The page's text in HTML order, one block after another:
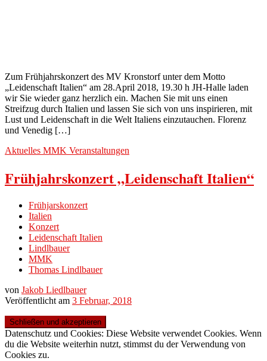
Zum Frühjahrskonzert des MV Kronstorf unter dem Motto
„Leidenschaft Italien“ am 28.April 2018, 19.30 h JH-Halle laden
wir Sie wieder ganz herzlich ein. Machen Sie mit uns einen
Streifzug durch Italien und lassen Sie sich von uns inspirieren, mit
Lust und Leidenschaft in die Welt Italiens einzutauchen. Florenz
und Venedig […]
Aktuelles MMK Veranstaltungen
Frühjahrskonzert „Leidenschaft Italien“
Frühjarskonzert
Italien
Konzert
Leidenschaft Italien
Lindlbauer
MMK
Thomas Lindlbauer
von Jakob Liedlbauer
Veröffentlicht am 3 Februar, 2018
Datenschutz und Cookies: Diese Website verwendet Cookies. Wenn
du die Website weiterhin nutzt, stimmst du der Verwendung von
Cookies zu.